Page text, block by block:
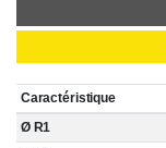
Caractéristique
Ø R1